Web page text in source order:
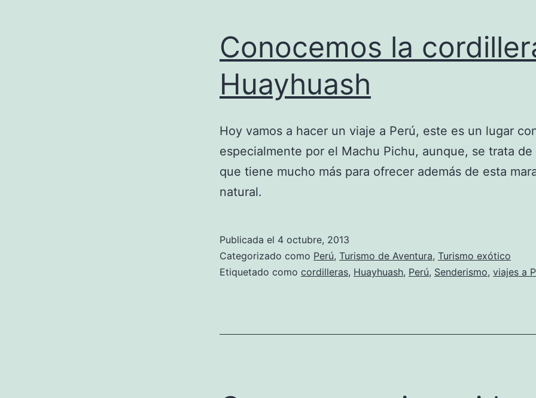
Conocemos la
Huayhuash
Hoy vamos a hacer un viaje a Perú, este es un lugar
especialmente por el Machu Pichu, aunque, se trata de
que tiene mucho más para ofrecer además de esta
natural.
Publicada el 4 octubre, 2013
Categorizado como Perú, Turismo de Aventura, Turismo exótico
Etiquetado como cordilleras, Huayhuash, Perú, Senderismo, viajes a